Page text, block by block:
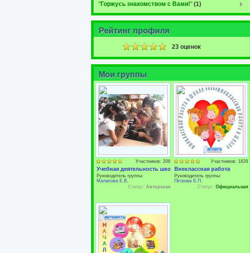
"Горжусь знакомством с Вами!" (1)
Рейтинг профиля
23 оценок
Мои группы
Участников: 208
Учебная деятельность школьников.
Руководитель группы:
Малахова Е.В.
Статус: Авторская
Участников: 1829
Внеклассная работа
Руководитель группы:
Петрова Е.П.
Статус: Официальная